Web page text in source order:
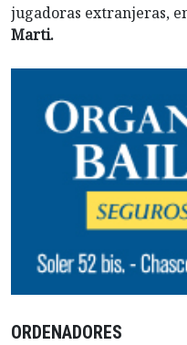
jugadoras extranjeras,
Marti.
ORDENADORES